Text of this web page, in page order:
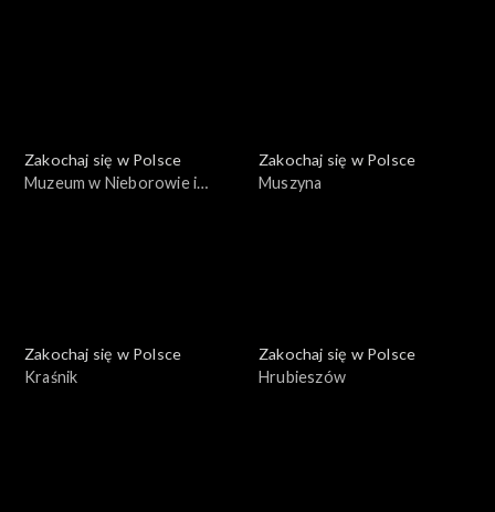
Zakochaj się w Polsce
Muzeum w Nieborowie i
Zakochaj się w Polsce
Muszyna
Zakochaj się w Polsce
Kraśnik
Zakochaj się w Polsce
Hrubieszów